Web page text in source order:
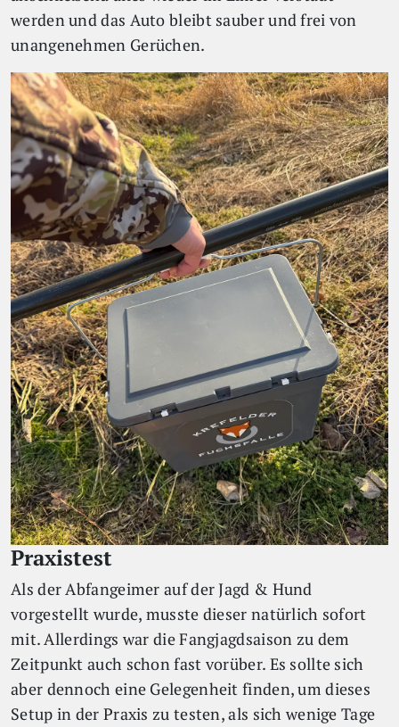
werden und das Auto bleibt sauber und frei von
unangenehmen Gerüchen.
Praxistest
Als der Abfangeimer auf der Jagd & Hund
vorgestellt wurde, musste dieser natürlich sofort
mit. Allerdings war die Fangjagdsaison zu dem
Zeitpunkt auch schon fast vorüber. Es sollte sich
aber dennoch eine Gelegenheit finden, um dieses
Setup in der Praxis zu testen, als sich wenige Tage